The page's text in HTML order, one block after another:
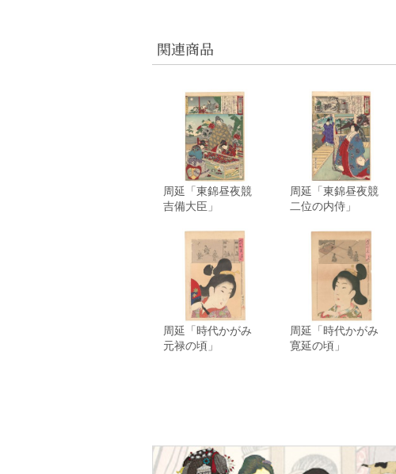
関連商品
周延「東錦昼夜競
吉備大臣」
周延「東錦昼夜競
二位の内侍」
周延「時代かがみ
元禄の頃」
周延「時代かがみ
寛延の頃」